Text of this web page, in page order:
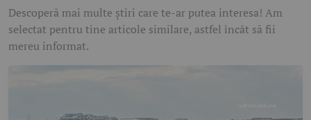
Descoperă mai multe știri care te-ar putea interesa! Am
selectat pentru tine articole similare, astfel încât să fii
mereu informat.